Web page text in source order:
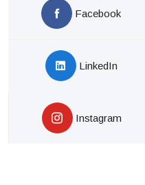
Facebook
LinkedIn
Instagram